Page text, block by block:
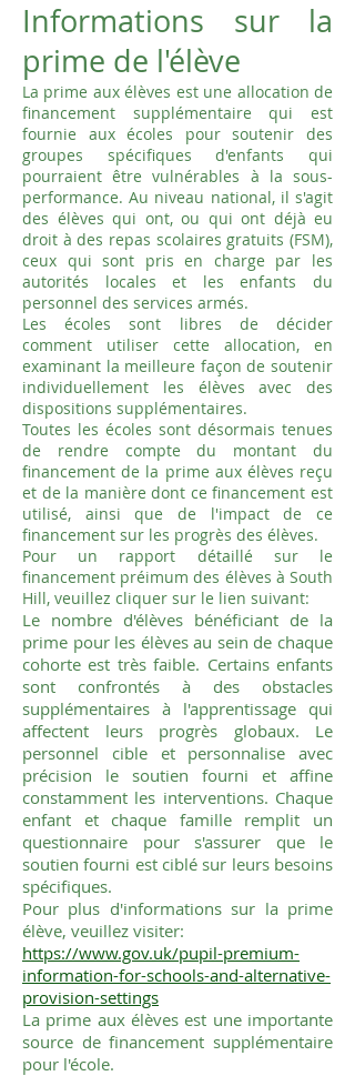
Informations sur la
prime de l'élève
La prime aux élèves est une allocation de
financement supplémentaire qui est
fournie aux écoles pour soutenir des
groupes spécifiques d'enfants qui
pourraient être vulnérables à la sous-
performance. Au niveau national, il s'agit
des élèves qui ont, ou qui ont déjà eu
droit à des repas scolaires gratuits (FSM),
ceux qui sont pris en charge par les
autorités locales et les enfants du
personnel des services armés.
Les écoles sont libres de décider
comment utiliser cette allocation, en
examinant la meilleure façon de soutenir
individuellement les élèves avec des
dispositions supplémentaires.
Toutes les écoles sont désormais tenues
de rendre compte du montant du
financement de la prime aux élèves reçu
et de la manière dont ce financement est
utilisé, ainsi que de l'impact de ce
financement sur les progrès des élèves.
Pour un rapport détaillé sur le
financement préimum des élèves à South
Hill, veuillez cliquer sur le lien suivant:
Le nombre d'élèves bénéficiant de la
prime pour les élèves au sein de chaque
cohorte est très faible. Certains enfants
sont confrontés à des obstacles
supplémentaires à l'apprentissage qui
affectent leurs progrès globaux. Le
personnel cible et personnalise avec
précision le soutien fourni et affine
constamment les interventions. Chaque
enfant et chaque famille remplit un
questionnaire pour s'assurer que le
soutien fourni est ciblé sur leurs besoins
spécifiques.
Pour plus d'informations sur la prime
élève, veuillez visiter:
https://www.gov.uk/pupil-premium-
information-for-schools-and-alternative-
provision-settings
La prime aux élèves est une importante
source de financement supplémentaire
pour l'école.